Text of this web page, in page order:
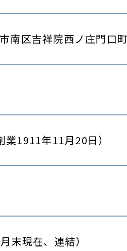
南区吉祥院西ノ庄門口
1911年11月20日）
末現在、連結）